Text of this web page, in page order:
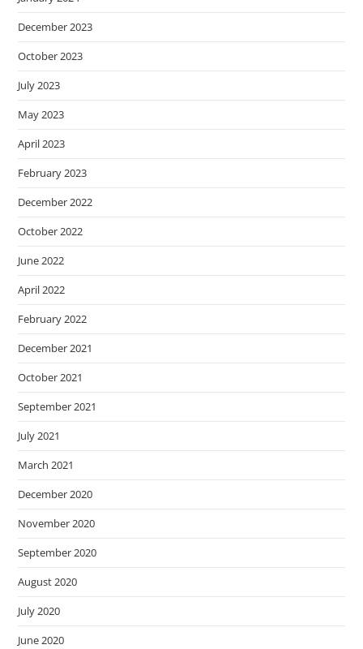
December 2023
October 2023
July 2023
May 2023
April 2023
February 2023
December 2022
October 2022
June 2022
April 2022
February 2022
December 2021
October 2021
September 2021
July 2021
March 2021
December 2020
November 2020
September 2020
August 2020
July 2020
June 2020